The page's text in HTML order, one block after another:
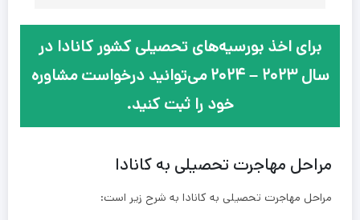
برای اخذ بورسیه‌های تحصیلی کشور کانادا در
سال ۲۰۲۳ – ۲۰۲۴ می‌توانید درخواست مشاوره
خود را ثبت کنید.
مراحل مهاجرت تحصیلی به کانادا
مراحل مهاجرت تحصیلی به کانادا به شرح زیر است: